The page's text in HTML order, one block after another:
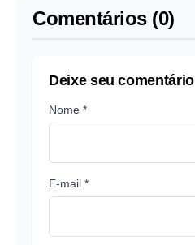
Comentários (0)
Deixe seu comentário
Nome *
E-mail *